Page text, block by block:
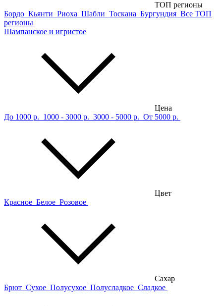
ТОП регионы
Бордо Кьянти Риоха Шабли Тоскана Бургундия Все ТОП
регионы
Шампанское и игристое
Цена
До 1000 р. 1000 - 3000 р. 3000 - 5000 р. От 5000 р.
Цвет
Красное Белое Розовое
Сахар
Брют Сухое Полусухое Полусладкое Сладкое